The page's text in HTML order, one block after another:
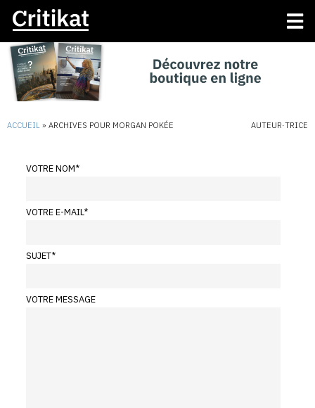
ACCUEIL » ARCHIVES POUR MORGAN POKÉE AUTEUR·TRICE
VOTRE NOM*
VOTRE E-MAIL*
SUJET*
VOTRE MESSAGE